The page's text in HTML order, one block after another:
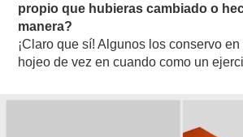
propio que hubieras cambiado o
manera?
¡Claro que sí! Algunos los conservo
hojeo de vez en cuando como un